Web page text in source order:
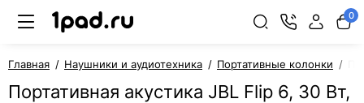
0
Главная Наушники и аудиотехника Портативные колонки
Портативная акустика JBL Flip 6, 30 Вт,